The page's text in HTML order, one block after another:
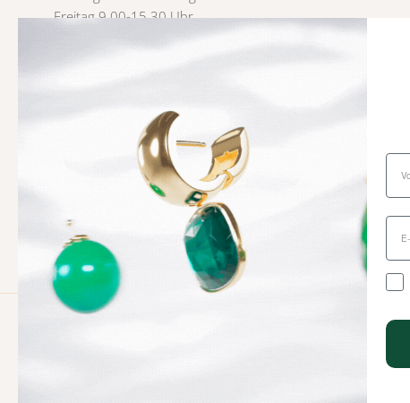
Freitag 9.00-15.30 Uhr
USt-IdNr. 3007 4785
Vertrag hier widerrufen
Facebook Pinterest